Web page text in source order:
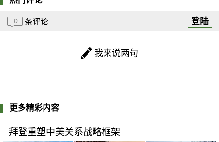
0 条评论 登陆
我来说两句
更多精彩内容
拜登重塑中美关系战略框架